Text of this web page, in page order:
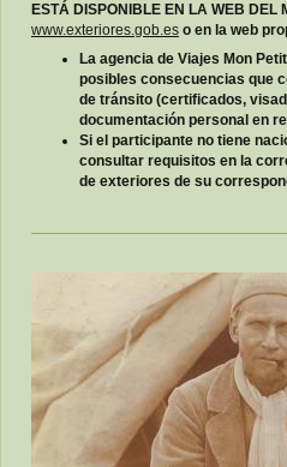
ESTÁ DISPONIBLE EN LA WEB DEL
www.exteriores.gob.es o en la web
La agencia de Viajes Mon
posibles consecuencias que
de tránsito (certificados,
documentación personal en
Si el participante no tiene
consultar requisitos en la
de exteriores de su